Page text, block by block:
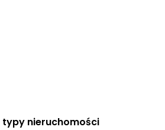
typy nieruchomości